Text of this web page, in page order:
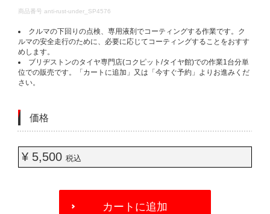
DETAILS
商品番号 anti-rust-under_SP4576
クルマの下回りの点検、専用液剤でコーティングする作業です。ク
ルマの安全走行のために、必要に応じてコーティングすることをおすす
めします。
ブリヂストンのタイヤ専門店(コクピット/タイヤ館)での作業1台分単
位での販売です。「カートに追加」又は「今すぐ予約」よりお進みくだ
さい。
価格
¥ 5,500 税込
カートに追加